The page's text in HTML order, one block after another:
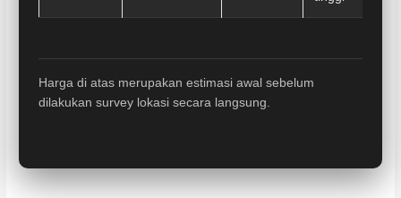
Harga di atas merupakan estimasi awal sebelum
dilakukan survey lokasi secara langsung.